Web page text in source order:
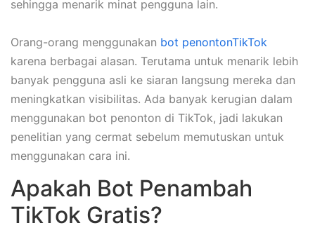
sehingga menarik minat pengguna lain.
Orang-orang menggunakan bot penontonTikTok
karena berbagai alasan. Terutama untuk menarik lebih
banyak pengguna asli ke siaran langsung mereka dan
meningkatkan visibilitas. Ada banyak kerugian dalam
menggunakan bot penonton di TikTok, jadi lakukan
penelitian yang cermat sebelum memutuskan untuk
menggunakan cara ini.
Apakah Bot Penambah
TikTok Gratis?